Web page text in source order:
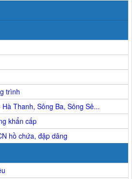
trình
Thanh, Sông Ba, Sông Sê...
khẩn cấp
hồ chứa, đập dâng